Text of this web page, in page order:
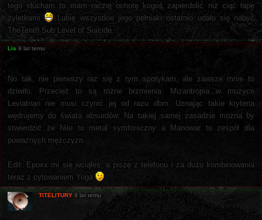
tego słucham to mam raczej ochotę kogoś zapierdolić niż ciąć łapę
żyletkami
Lubię wszystkie jego pełniaki ostatnio udało się nabyć
TheTenth Sub Level of Suicide.
Lis 9 lat temu
No tak, nie pierwszy raz się z tym spotykam, ale zawsze mnie to
dziwiło. Przecież to są różne brzmienia. Mizantropia w muzyce
Leviatnan nie musi czynić jej od razu dbm. Uznając takie kryteria
wędrujemy do świata absurdów. Na takiej samej zasadzie można by
stwierdzić że Nile to metal symfoniczny a Manowar to zespół dla
poważnych mężczyzn.
Edit. Epoxx mi się wciąłeś, a piszę z telefonu i za dużo kombinowania
teraz z cytowaniem Yoga
TITELITURY 9 lat temu